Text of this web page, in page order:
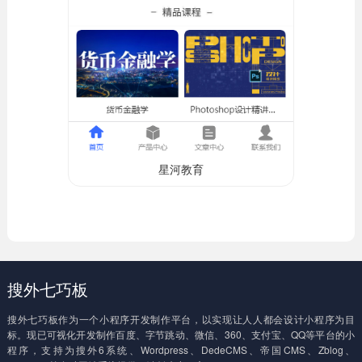
星河教育
搜外七巧板
搜外七巧板作为一个小程序开发制作平台，以实现让人人都会设计小程序为目
标。现已可视化开发制作百度、字节跳动、微信、360、支付宝、QQ等平台的小
程序，支持为搜外6系统、Wordpress、DedeCMS、帝国CMS、Zblog、